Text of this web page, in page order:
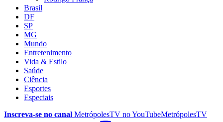
Brasil
DF
SP
MG
Mundo
Entretenimento
Vida & Estilo
Saúde
Ciência
Esportes
Especiais
Inscreva-se no canal MetrópolesTV noYouTubeMetrópolesTV